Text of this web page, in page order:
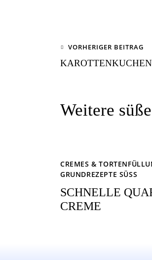
VORHERIGER BEITRAG
KAROTTENKUCHEN
Weitere
CREMES &
GRUNDREZEPTE SÜSS
SCHNELLE
CREME